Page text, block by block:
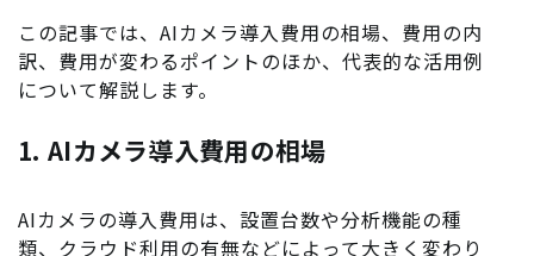
この記事では、AIカメラ導入費用の相場、費用の内
訳、費用が変わるポイントのほか、代表的な活用例
について解説します。
1. AIカメラ導入費用の相場
AIカメラの導入費用は、設置台数や分析機能の種
類、クラウド利用の有無などによって大きく変わり